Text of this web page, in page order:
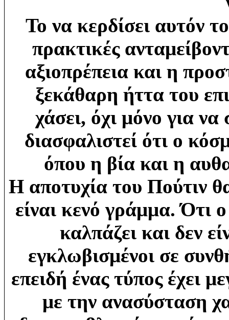
Το να κερδίσει αυτόν
πρακτικές
αξιοπρέπεια και η
ξεκάθαρη ήττα του
χάσει, όχι μόνο για
διασφαλιστεί ότι ο
όπου η βία και η
Η αποτυχία του Πούτιν θα
είναι κενό γράμμα. Ότι
καλπάζει και δεν
εγκλωβισμένοι σε
επειδή ένας τύπος έχει
με την ανασύσταση